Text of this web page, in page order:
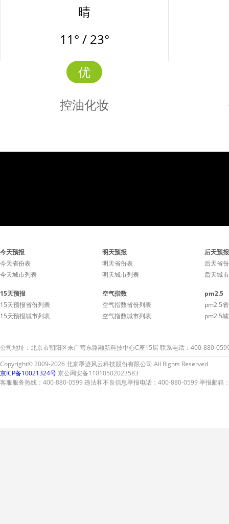
晴
11° / 23°
优
控油化妆
建议用露质面霜打底，水质
无油粉底霜，透明粉饼，粉
质胭脂。
建议用
无油粉
今天预报
今天省份表
今天城市列表
明天预报
明天省份表
明天城市列表
后天预报
后天省
后天城
15天预报
15天预报省份列表
15天预报城市列表
空气指数
空气指数省份列表
空气指数城市列表
pm2.5
pm2.5
pm2.5
公司地址：北京市朝阳区来广营东路融新科技中心C座15层 联系电话：400-880-
Copyright© 2009-2026 北京墨迹风云科技股份有限公司 All Rights Reserved
京ICP备10021324号京公网安备11010502023583
客服服务热线：400-880-0599 违法和不良信息举报电话：400-880-0599 举报邮箱